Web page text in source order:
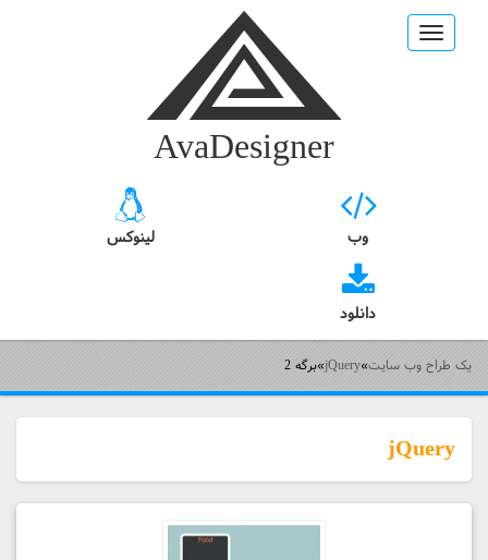
Toggle
navigation
AvaDesigner
وب لینوکس
دانلود
یک طراح وب سایت»
jQuery
»برگه 2
jQuery